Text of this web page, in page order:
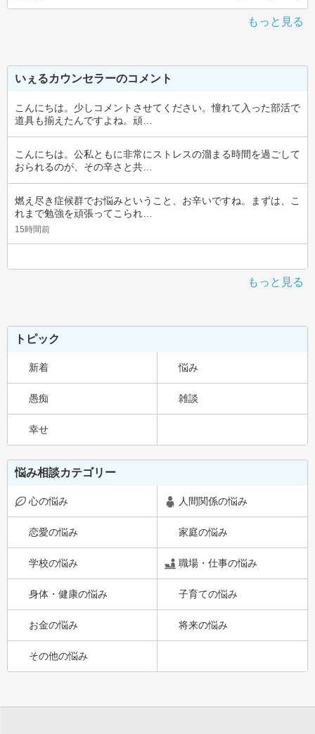
もっと見る
いぇるカウンセラーのコメント
こんにちは。少しコメントさせてください。憧れて入った部活で
道具も揃えたんですよね。頑…
こんにちは。公私ともに非常にストレスの溜まる時間を過ごして
おられるのが、その辛さと共…
燃え尽き症候群でお悩みということ、お辛いですね。まずは、こ
れまで勉強を頑張ってこられ…
15時間前
もっと見る
トピック
新着 悩み
愚痴 雑談
幸せ
悩み相談カテゴリー
心の悩み 人間関係の悩み
恋愛の悩み 家庭の悩み
学校の悩み 職場・仕事の悩み
身体・健康の悩み 子育ての悩み
お金の悩み 将来の悩み
その他の悩み